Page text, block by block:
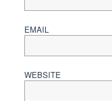
EMAIL
WEBSITE